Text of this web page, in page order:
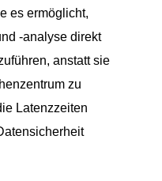
es ermöglicht,
-analyse direkt
anstatt sie
zu
Latenzzeiten